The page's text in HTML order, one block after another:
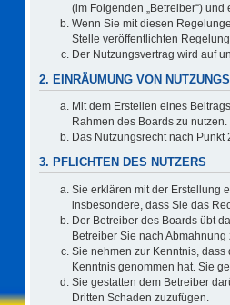
(im Folgenden „Betreiber“)
Wenn Sie mit diesen
Stelle veröffentlichten
Der Nutzungsvertrag wird auf
2. EINRÄUMUNG VON
Mit dem Erstellen eines
Rahmen des Boards zu nutzen.
Das Nutzungsrecht nach
3. PFLICHTEN DES NUTZERS
Sie erklären mit der Erstellung
insbesondere, dass Sie das
Der Betreiber des Boards übt
Betreiber Sie nach
Sie nehmen zur Kenntnis,
Kenntnis genommen hat. Sie
Sie gestatten dem Betreiber
Dritten Schaden zuzufügen.